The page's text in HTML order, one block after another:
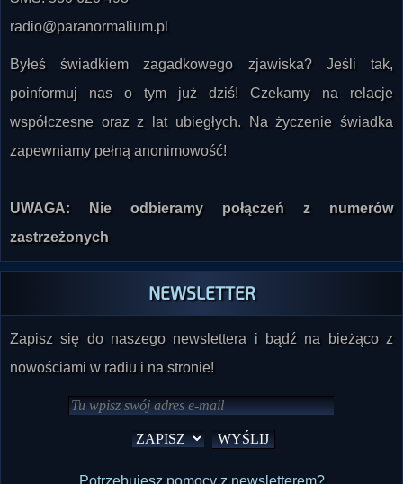
Byłeś świadkiem zagadkowego zjawiska? Jeśli tak,
poinformuj nas o tym już dziś! Czekamy na relacje
współczesne oraz z lat ubiegłych. Na życzenie świadka
zapewniamy pełną anonimowość!
zastrzeżonych
NEWSLETTER
Zapisz się do naszego newslettera i bądź na bieżąco z
nowościami w radiu i na stronie!
Potrzebujesz pomocy z newsletterem?